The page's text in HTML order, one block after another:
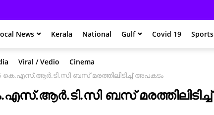
News Kerala National Gulf Covid 19 Sports
Viral / Vedio
Cinema
കെ.എസ്.ആർ.ടി.സി ബസ് മരത്തിലിടിച്ച് അപകടം
ബസ് മരത്തിലിടിച്ച്